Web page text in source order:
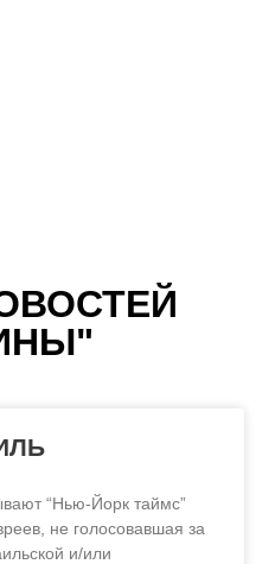
BJW
GETS
“Нью-Йорк таймс”
не голосовавшая за
и/или